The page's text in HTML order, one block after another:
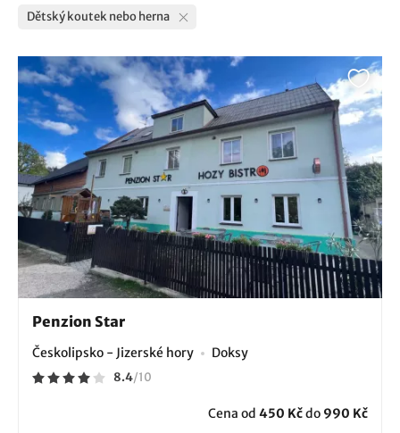
Dětský koutek nebo herna
Penzion Star
Českolipsko - Jizerské hory Doksy
8.4/10
Cena od 450 Kčdo 990 Kč